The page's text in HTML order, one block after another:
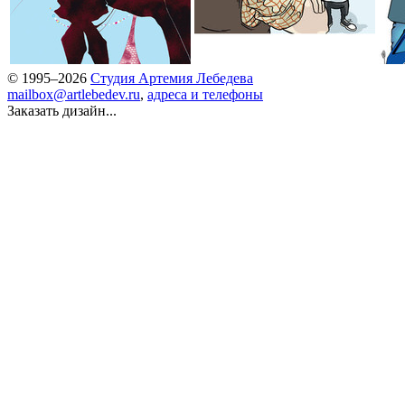
© 1995–2026 Студия Артемия Лебедева
mailbox@artlebedev.ru, адреса и телефоны
Заказать дизайн...